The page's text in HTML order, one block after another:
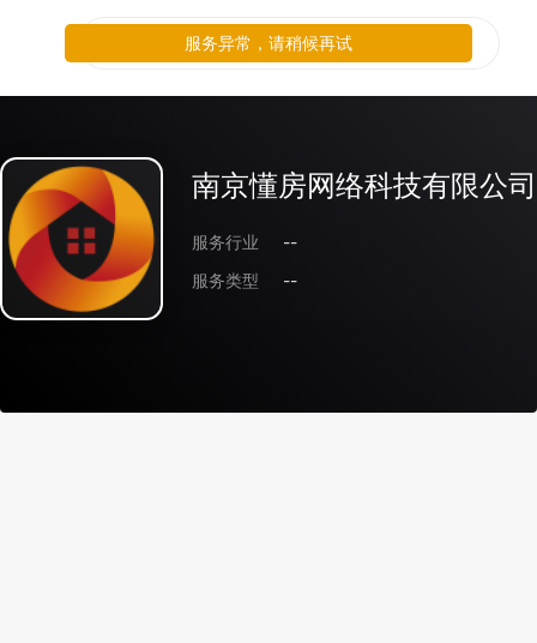
南京懂房网络科技有限公司
服务行业
--
服务类型
--
服务异常，请稍候再试